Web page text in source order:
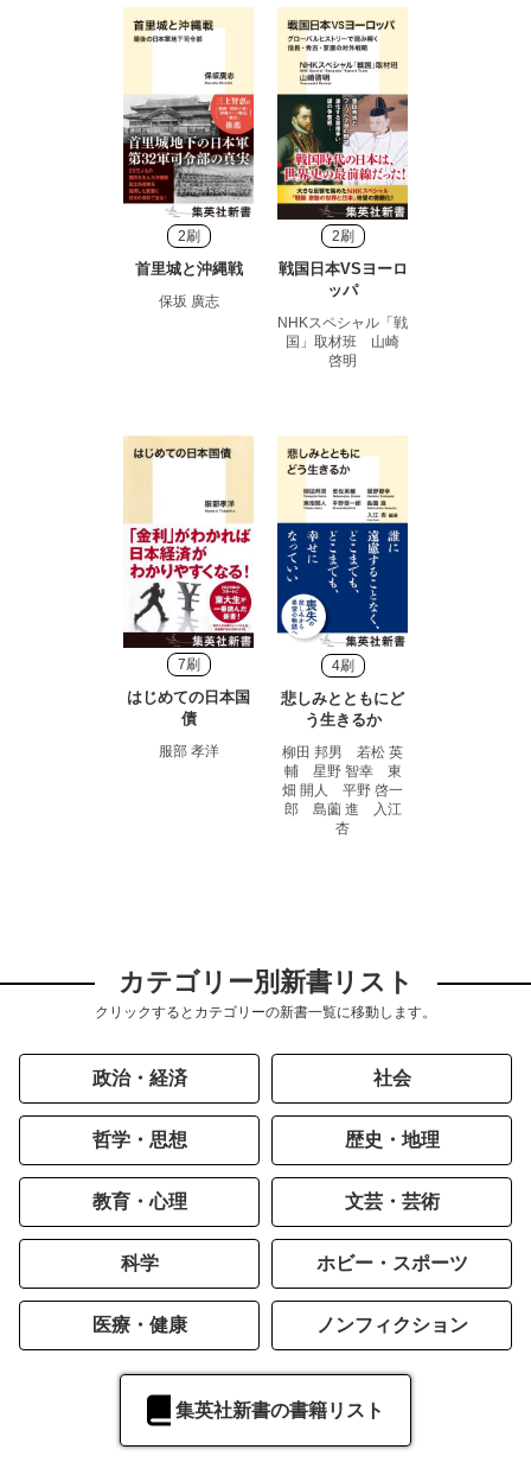
2刷
首里城と沖縄戦
保坂 廣志
2刷
戦国日本VSヨーロ
ッパ
NHKスペシャル「戦
国」取材班 山崎
啓明
7刷
はじめての日本国
債
服部 孝洋
4刷
悲しみとともにど
う生きるか
柳田 邦男 若松 英
輔 星野 智幸 東
畑 開人 平野 啓一
郎 島薗 進 入江
杏
カテゴリー別新書リスト
クリックするとカテゴリーの新書一覧に移動します。
政治・経済 社会
哲学・思想 歴史・地理
教育・心理 文芸・芸術
科学 ホビー・スポーツ
医療・健康 ノンフィクション
集英社新書の書籍リスト